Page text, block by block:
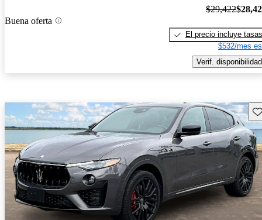
Buena oferta
$29,422
El precio incluye tasas
$532/mes
Verif. disponibilidad